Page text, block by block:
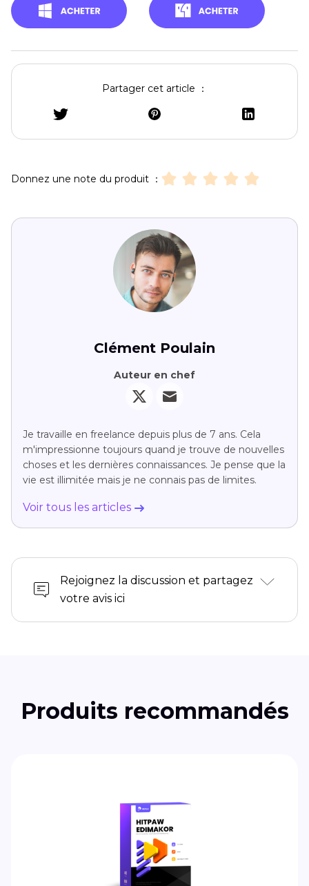
Partager cet article ：
Donnez une note du produit ：
Clément Poulain
Auteur en chef
Je travaille en freelance depuis plus de 7 ans. Cela
m'impressionne toujours quand je trouve de nouvelles
choses et les dernières connaissances. Je pense que la
vie est illimitée mais je ne connais pas de limites.
Voir tous les articles
Rejoignez la discussion et partagez
votre avis ici
Produits recommandés